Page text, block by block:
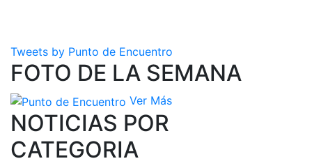
Tweets by Punto de Encuentro
FOTO DE LA SEMANA
Ver Más
NOTICIAS POR
CATEGORIA